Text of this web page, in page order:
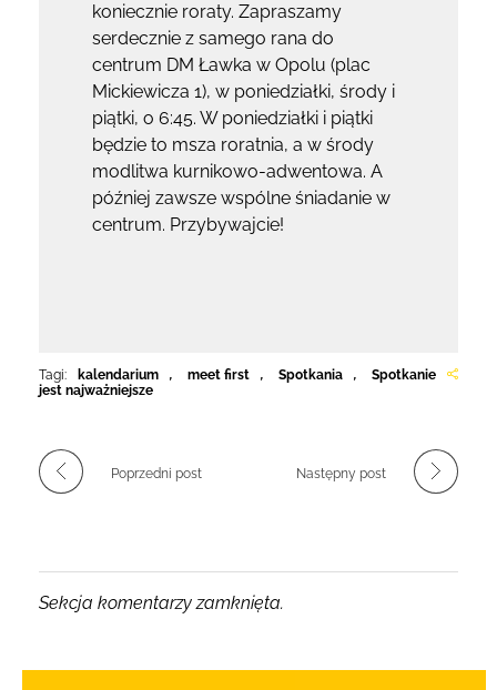
koniecznie roraty. Zapraszamy
serdecznie z samego rana do
centrum DM Ławka w Opolu (plac
Mickiewicza 1), w poniedziałki, środy i
piątki, o 6:45. W poniedziałki i piątki
będzie to msza roratnia, a w środy
modlitwa kurnikowo-adwentowa. A
później zawsze wspólne śniadanie w
centrum. Przybywajcie!
Tagi: kalendarium , meet first , Spotkania ,
Spotkanie
jest najważniejsze
Poprzedni post Następny post
Sekcja komentarzy zamknięta.